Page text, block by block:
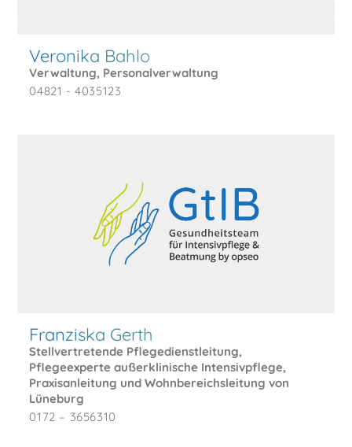
Veronika Bahlo
Verwaltung, Personalverwaltung
04821 - 4035123
Franziska Gerth
Stellvertretende Pflegedienstleitung,
Pflegeexperte außerklinische Intensivpflege,
Praxisanleitung und Wohnbereichsleitung von
Lüneburg
0172 – 3656310